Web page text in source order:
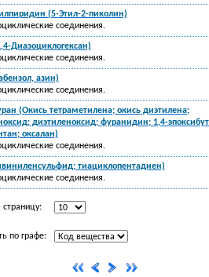
(5-Этил-2-пиколин)
соединения.
Диазоциклогексан)
соединения.
азин)
соединения.
(Окись тетраметилена; окись диэтилена;
диэтиленоксид; фуранидин; 1,4-
оксалан)
соединения.
тиациклопентадиен)
соединения.
страницу:
по графе: